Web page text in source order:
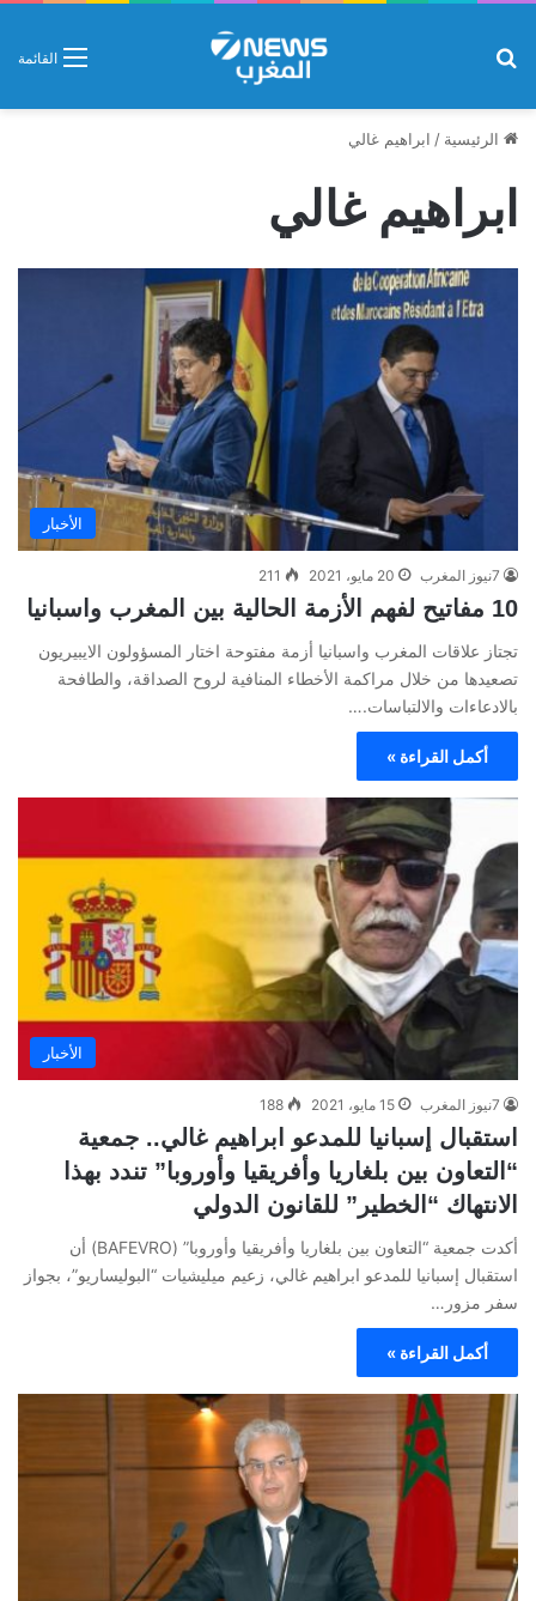
القائمة
الرئيسية / ابراهيم غالي
ابراهيم غالي
الأخبار
7نيوز المغرب 20 مايو، 2021 211
10 مفاتيح لفهم الأزمة الحالية بين المغرب واسبانيا
تجتاز علاقات المغرب واسبانيا أزمة مفتوحة اختار المسؤولون الايبيريون
تصعيدها من خلال مراكمة الأخطاء المنافية لروح الصداقة، والطافحة
بالادعاءات والالتباسات.…
أكمل القراءة »
الأخبار
7نيوز المغرب 15 مايو، 2021 188
استقبال إسبانيا للمدعو ابراهيم غالي.. جمعية
“التعاون بين بلغاريا وأفريقيا وأوروبا” تندد بهذا
الانتهاك “الخطير” للقانون الدولي
أكدت جمعية “التعاون بين بلغاريا وأفريقيا وأوروبا” (BAFEVRO) أن
استقبال إسبانيا للمدعو ابراهيم غالي، زعيم ميليشيات “البوليساريو”، بجواز
سفر مزور…
أكمل القراءة »